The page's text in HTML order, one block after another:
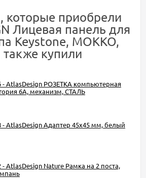
которые приобрели
Лицевая панель для
Keystone, МОККО,
купили
- AtlasDesign РОЗЕТКА компьютерная
6A, механизм, СТАЛЬ
- AtlasDesign Адаптер 45х45 мм, белый
- AtlasDesign Nature Рамка на 2 поста,